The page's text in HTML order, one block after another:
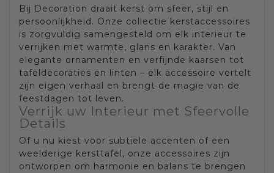
Bij Decoration draait kerst om sfeer, stijl en
persoonlijkheid. Onze collectie kerstaccessoires
is zorgvuldig samengesteld om elk interieur te
verrijken met warmte, glans en karakter. Van
elegante ornamenten en verfijnde kaarsen tot
tafeldecoraties en linten – elk accessoire vertelt
zijn eigen verhaal en brengt de magie van de
feestdagen tot leven.
Verrijk uw Interieur met Sfeervolle
Details
Of u nu kiest voor subtiele accenten of een
weelderige kersttafel, onze accessoires zijn
ontworpen om harmonie en balans te brengen